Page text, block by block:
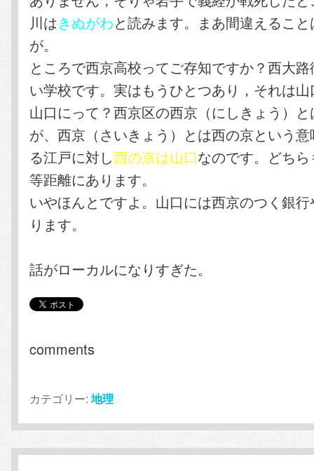
川はきぬがわと読みます。まあ間違えるこ
が。
ところで西京高校ってご存知ですか？西大
い学校です。実はもうひとつあり，それは
山口にって？西京区の西京（にしきょう）
が、西京（さいきょう）とは西の京という
る江戸に対し西の京は山口なのです。どち
等距離にあります。
いやほんとですよ。山口には西京のつく銀
ります。
話がローカルになりすぎた。
comments
カテゴリー: 地理